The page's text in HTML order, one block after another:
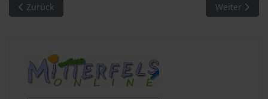
Vorheriger Beitrag: MM 10/2004. Meist gelesen
Zurück Nächster
Weiter